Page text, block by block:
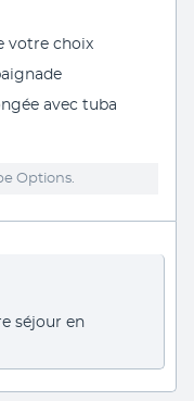
votre choix
avec tuba
Options.
séjour en